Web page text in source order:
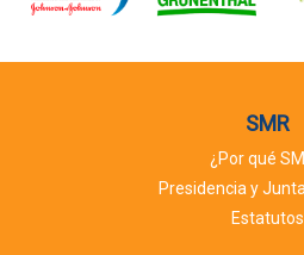
SMR
¿Por qué
Presidencia y
Estatutos